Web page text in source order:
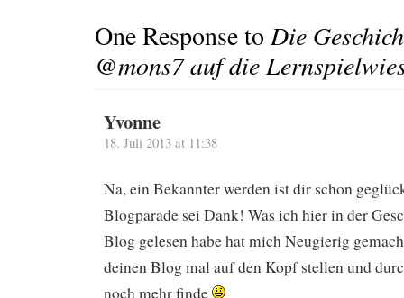
One Response toDie
@mons7 auf die
Yvonne
18. Juli 2013 at 11:38
Na, ein Bekannter werden ist dir schon
Blogparade sei Dank! Was ich hier in der
Blog gelesen habe hat mich Neugierig
deinen Blog mal auf den Kopf stellen und
noch mehr finde